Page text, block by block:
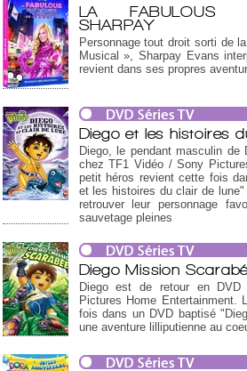
LA FABULOUS
SHARPAY
Personnage tout droit sorti de
Musical », Sharpay Evans
revient dans ses propres
Diego et les histoires
Diego, le pendant masculin de
chez TF1 Vidéo / Sony
petit héros revient cette fois
et les histoires du clair de
retrouver leur personnage
sauvetage pleines
Diego Mission
Diego est de retour en
Pictures Home Entertainment.
fois dans un DVD baptisé
une aventure lilliputienne au